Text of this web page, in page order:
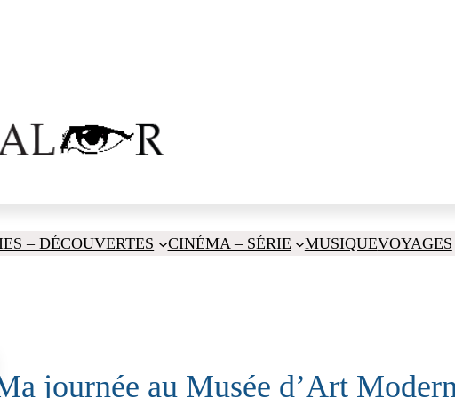
– DÉCOUVERTES CINÉMA – SÉRIE MUSIQUEVOYAGES
journée au Musée d’Art